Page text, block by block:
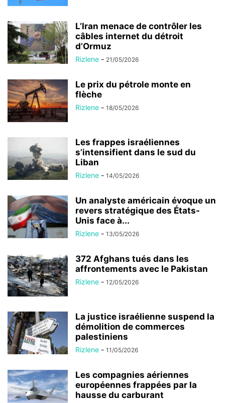
L’Iran menace de contrôler les
câbles internet du détroit
d’Ormuz
Rizlene - 21/05/2026
Le prix du pétrole monte en
flèche
Rizlene - 18/05/2026
Les frappes israéliennes
s’intensifient dans le sud du
Liban
Rizlene - 14/05/2026
Un analyste américain évoque un
revers stratégique des États-
Unis face à...
Rizlene - 13/05/2026
372 Afghans tués dans les
affrontements avec le Pakistan
Rizlene - 12/05/2026
La justice israélienne suspend la
démolition de commerces
palestiniens
Rizlene - 11/05/2026
Les compagnies aériennes
européennes frappées par la
hausse du carburant